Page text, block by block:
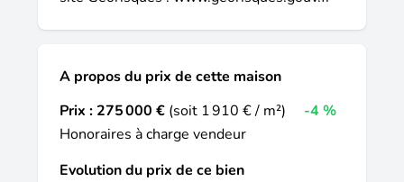
auxquels ce bien est exposé, y compris
sont disponibles sur le site Géorisques : La
présente annonce immobilière a été
rédigée sous la responsabilité éditoriale de
M Frederic Boitel De Dienval mandataire
indépendant en immobilier (sans détention
A propos du prix de cette maison
Prix : 275 000 € (soit 1 910 € / m²)
-4 %
Honoraires à charge vendeur
Evolution du prix de ce bien